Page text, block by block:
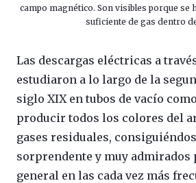
campo magnético. Son visibles porque se
suficiente de gas dentro
Las descargas eléctricas a
estudiaron a lo largo de la
siglo XIX en tubos de vacío
producir todos los colores del
gases residuales,
sorprendente y muy admirados
general en las cada vez más